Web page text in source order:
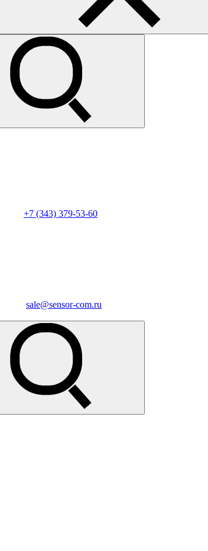
+7 (343) 379-53-60
sale@sensor-com.ru